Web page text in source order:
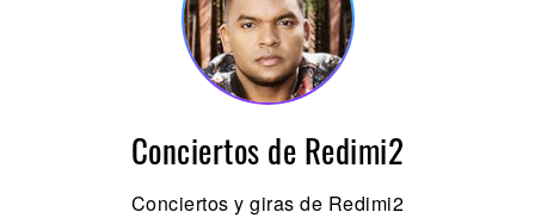
Conciertos de Redimi2
Conciertos y giras de Redimi2